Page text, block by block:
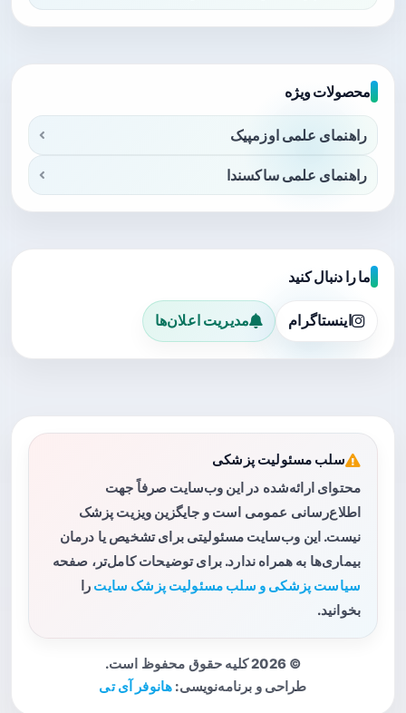
محصولات ویژه
راهنمای علمی اوزمپیک
راهنمای علمی ساکسندا
ما را دنبال کنید
اینستاگرام مدیریت اعلان‌ها
سلب مسئولیت پزشکی
محتوای ارائه‌شده در این وب‌سایت صرفاً جهت
اطلاع‌رسانی عمومی است و جایگزین ویزیت پزشک
نیست. این وب‌سایت مسئولیتی برای تشخیص یا درمان
بیماری‌ها به همراه ندارد. برای توضیحات کامل‌تر، صفحه
سیاست پزشکی و سلب مسئولیت پزشک سایت را
بخوانید.
© 2026 کلیه حقوق محفوظ است.
طراحی و برنامه‌نویسی: هانوفر آی تی